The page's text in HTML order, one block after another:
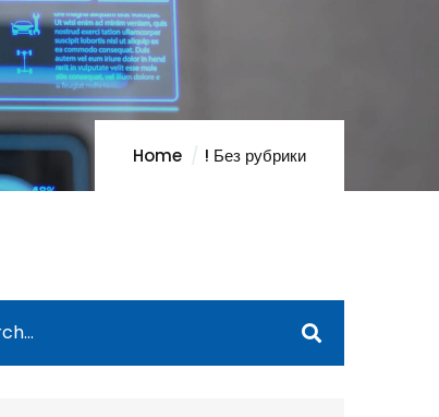
Home ! Без рубрики